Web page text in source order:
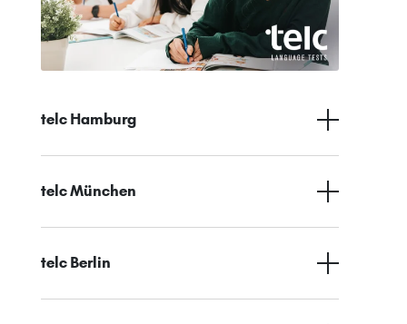
telc Hamburg
telc München
telc Berlin